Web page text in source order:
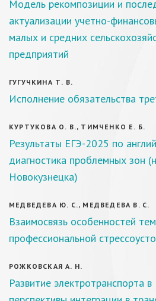
Модель рекомпозиции и
актуализации учетно-
малых и средних
предприятий
ГУГУЧКИНА Т. В.
Исполнение обязательства
КУРТУКОВА О. В., ТИМЧЕНКО Е. Б.
Результаты ЕГЭ-2025 по
диагностика проблемных зон
Новокузнецка)
МЕДВЕДЕВА Ю. С., МЕДВЕДЕВА В. С.
Взаимосвязь особенностей
профессиональной
РОЖКОВСКАЯ А. Н.
Развитие электротранспорта